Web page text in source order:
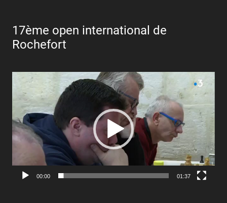
17ème open international de
Rochefort
Lecteur
00:00 01:37